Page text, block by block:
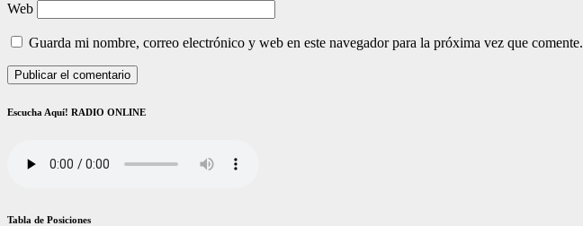
Web
Guarda mi nombre, correo electrónico y web en este navegador para la próxima vez que comente.
Escucha Aquí! RADIO ONLINE
Tabla de Posiciones